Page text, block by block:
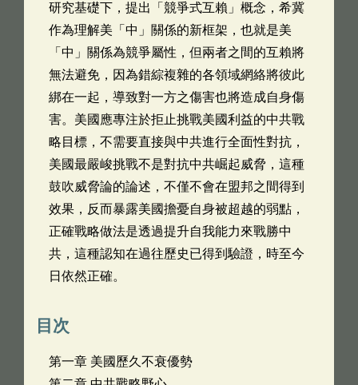
研究基礎下，提出「競爭式互賴」概念，希冀
作為理解美「中」關係的新框架，也就是美
「中」關係為競爭屬性，但兩者之間的互賴將
無法避免，因為錯綜複雜的各領域網絡將彼此
綁在一起，導致對一方之傷害也將造成自身傷
害。美國應專注於拒止挑戰美國利益的中共戰
略目標，不需要直接與中共進行全面性對抗，
美國最嚴峻挑戰不是對抗中共崛起威脅，這種
鼓吹威脅論的論述，不僅不會在盟邦之間得到
效果，反而暴露美國擔憂自身被超越的弱點，
正確戰略做法是透過提升自我能力來戰勝中
共，這種認知在過往歷史已得到驗證，時至今
日依然正確。
目次
第一章 美國歷久不衰優勢